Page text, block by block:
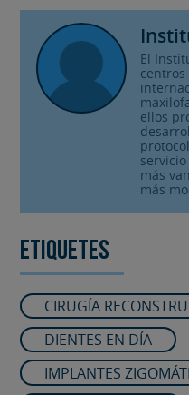
El
centros
ellos
más
más
Etiquetes
CIRUGÍA
DIENTES EN DÍA
IMPLANTES